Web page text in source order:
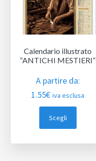
Calendario illustrato
“ANTICHI MESTIERI”
A partire da:
1.55€ iva esclusa
Scegli